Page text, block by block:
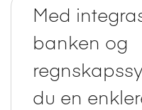
Med
banken og
du en